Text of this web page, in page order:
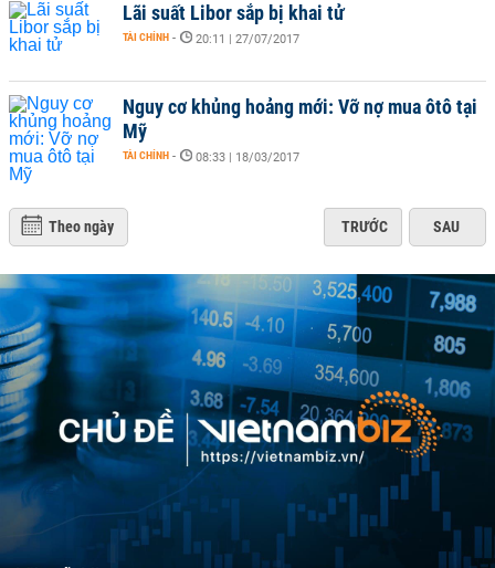
Lãi suất Libor sắp bị khai tử
TÀI CHÍNH - 20:11 | 27/07/2017
Nguy cơ khủng hoảng mới: Vỡ nợ mua ôtô tại
Mỹ
TÀI CHÍNH - 08:33 | 18/03/2017
Theo ngày TRƯỚC SAU